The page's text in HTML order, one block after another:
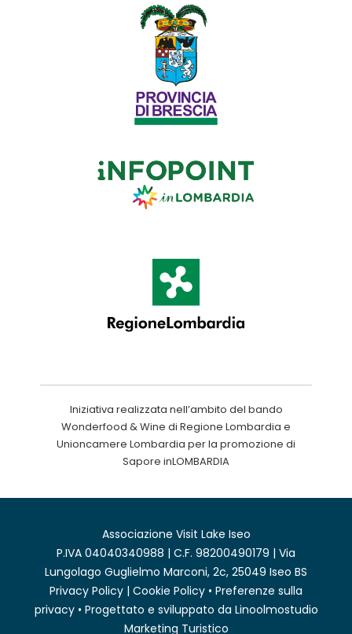
Iniziativa realizzata nell’ambito del bando
Wonderfood & Wine di Regione Lombardia e
Unioncamere Lombardia per la promozione di
Sapore inLOMBARDIA
Associazione Visit Lake Iseo
P.IVA 04040340988 | C.F. 98200490179 | Via
Lungolago Guglielmo Marconi, 2c, 25049 Iseo BS
Privacy Policy | Cookie Policy • Preferenze sulla
privacy• Progettato e sviluppato da Linoolmostudio
Marketing Turistico